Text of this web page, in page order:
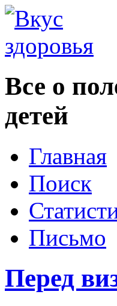
Все о
детей
Главная
Поиск
Письмо
Перед